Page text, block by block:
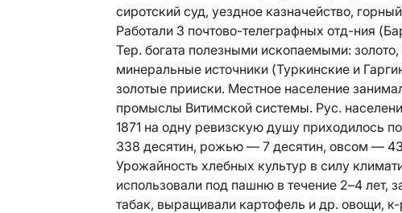
сиротский суд, уездное казначейство,
Работали 3 почтово-телеграфных отд-ния
Тер. богата полезными ископаемыми:
минеральные источники (Туркинские и
золотые прииски. Местное население
промыслы Витимской системы. Рус.
1871 на одну ревизскую душу приходилось
338 десятин, рожью — 7 десятин, овсом —
Урожайность хлебных культур в силу
использовали под пашню в течение 2–4 лет,
табак, выращивали картофель и др. овощи,